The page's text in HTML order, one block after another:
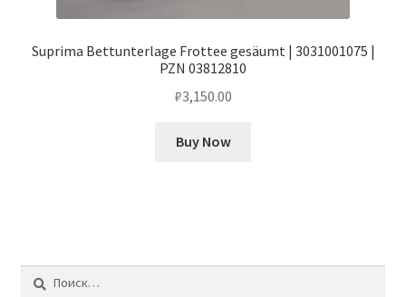
Suprima Bettunterlage Frottee gesäumt | 3031001075 |
PZN 03812810
₽3,150.00
Buy Now
Найти: